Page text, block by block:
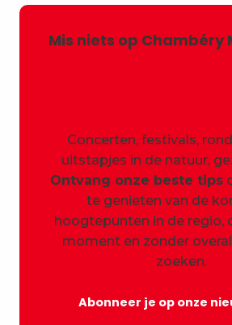
Mis niets op Chambéry
Concerten, festivals,
uitstapjes in de natuur,
Ontvang onze beste tips
te genieten van de
hoogtepunten in de regio,
moment en zonder
zoeken.
Abonneer je op onze